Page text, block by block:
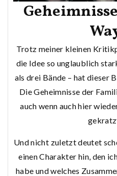
Trotz meiner kleinen
die Idee so unglaublich
als drei Bände – hat dieser
Die Geheimnisse der
auch wenn auch hier
Und nicht zuletzt deutet
einen Charakter hin, den
habe und welches